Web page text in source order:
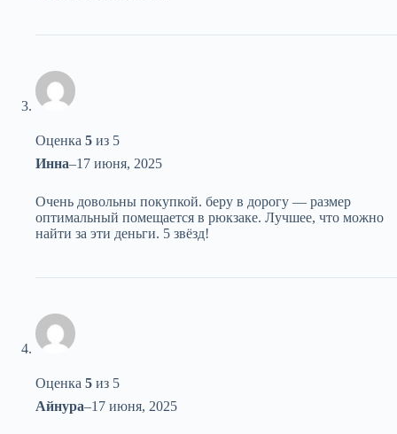
Оценка 5 из 5
Инна–17 июня, 2025
Очень довольны покупкой. беру в дорогу — размер
оптимальный помещается в рюкзаке. Лучшее, что можно
найти за эти деньги. 5 звёзд!
Оценка 5 из 5
Айнура–17 июня, 2025